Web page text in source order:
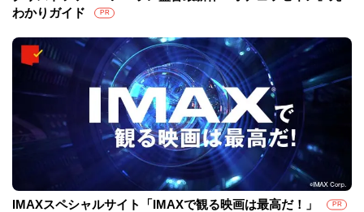
わかりガイド
PR
IMAXスペシャルサイト「IMAXで観る映画は最高だ！」 PR